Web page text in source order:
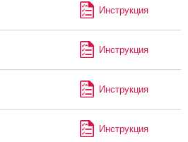
Инструкция
Инструкция
Инструкция
Инструкция